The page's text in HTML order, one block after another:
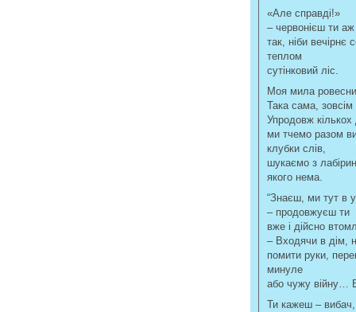
«Але справді!»
– червонієш ти аж
так, ніби вечірнє
теплом
сутінковий ліс.
Моя мила
Така сама, зовсім
Упродовж
ми тчемо разом
клубки слів,
шукаємо з
якого нема.
“Знаєш, ми тут в
– продовжуєш ти
вже і дійсно
– Входячи в дім,
помити руки,
минуле
або чужу війну…
Ти кажеш –